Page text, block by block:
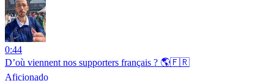
0:44
D’où viennent nos supporters français ? 🌎🇫🇷
Aficionado